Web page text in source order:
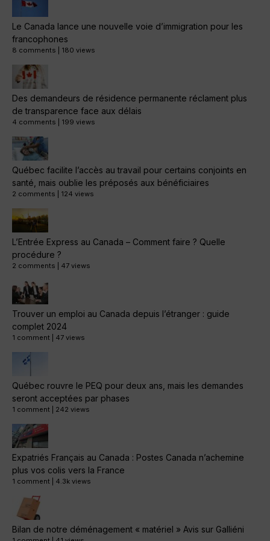
Le Canada lance une nouvelle voie d’immigration pour les
francophones
8 comments 180 views
Des demandeurs de résidence permanente réclament plus
de transparence face aux délais
4 comments 199 views
Québec facilite l’accès au travail pour certains conjoints en
santé, mais oublie les préposés aux bénéficiaires
2 comments 124 views
L’Entrée Express au Canada – Comment faire ? Quelle
procédure ?
2 comments 47 views
Trouver un emploi au Canada depuis l’étranger : guide
complet 2024
1 comment 47 views
Québec rouvre le PEQ pour deux ans, mais les demandes
seront acceptées par phases
1 comment 242 views
Expatriés Français au Canada : Postes Canada n’achemine
plus vos colis vers la France
1 comment 4.3k views
Bilan de notre déménagement « matériel » Avis sur Galliéni